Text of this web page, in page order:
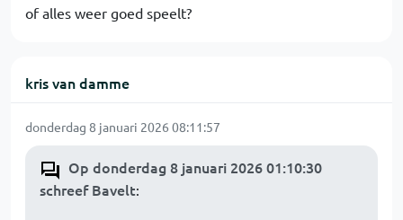
of alles weer goed speelt?
kris van damme
donderdag 8 januari 2026 08:11:57
Op donderdag 8 januari 2026 01:10:30
schreef Bavelt: